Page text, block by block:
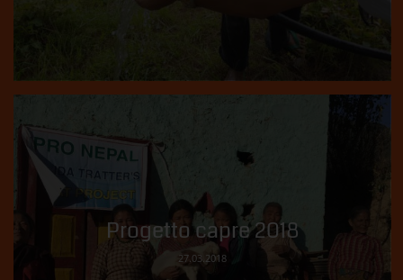
Progetto capre 2018
27.03.2018